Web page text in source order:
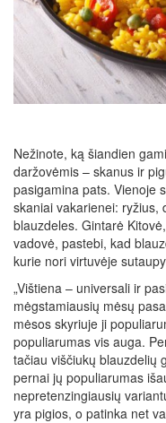
Nežinote, ką šiandien
daržovėmis – skanus ir
pasigamina pats. Vienoje
skaniai vakarienei: ryžius,
blauzdeles. Gintarė
vadovė, pastebi, kad
kurie nori virtuvėje
„Vištiena – universali ir
mėgstamiausių mėsų
mėsos skyriuje ji
populiarumas vis auga.
tačiau viščiukų blauzdelių
pernai jų populiarumas
nepretenzingiausių
yra pigios, o patinka net